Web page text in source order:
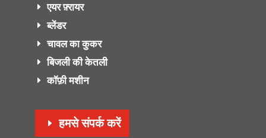
एयर फ़्रायर
ब्लेंडर
चावल का कुकर
बिजली की केतली
कॉफ़ी मशीन
हमसे संपर्क करें